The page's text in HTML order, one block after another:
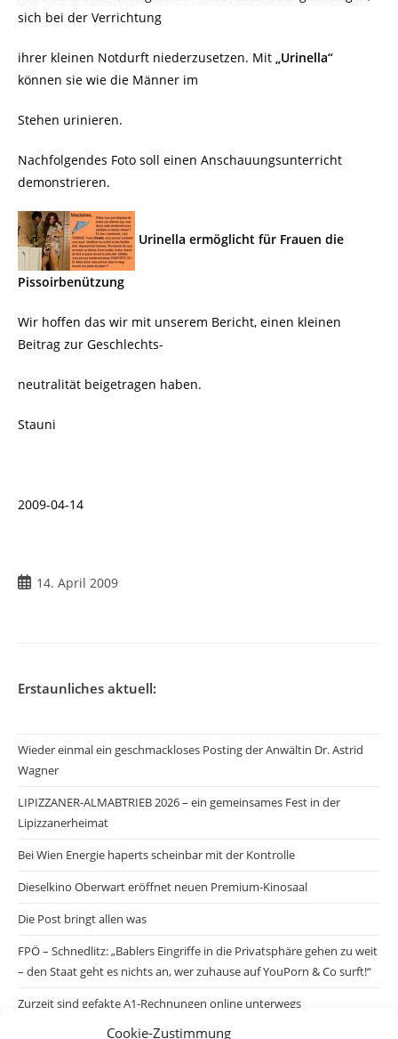
Cookie-Zustimmung
sich bei der Verrichtung
ihrer kleinen Notdurft niederzusetzen. Mit „Urinella“
können sie wie die Männer im
Stehen urinieren.
Nachfolgendes Foto soll einen Anschauungsunterricht
demonstrieren.
Urinella ermöglicht für Frauen die
Pissoirbenützung
Wir hoffen das wir mit unserem Bericht, einen kleinen
Beitrag zur Geschlechts-
neutralität beigetragen haben.
Stauni
2009-04-14
Beitrag14. April 2009
Erstaunliches aktuell:
Wieder einmal ein geschmackloses Posting der Anwältin Dr. Astrid
Wagner
LIPIZZANER-ALMABTRIEB 2026 – ein gemeinsames Fest in der
Lipizzanerheimat
Bei Wien Energie haperts scheinbar mit der Kontrolle
Dieselkino Oberwart eröffnet neuen Premium-Kinosaal
Die Post bringt allen was
FPÖ – Schnedlitz: „Bablers Eingriffe in die Privatsphäre gehen zu weit
– den Staat geht es nichts an, wer zuhause auf YouPorn & Co surft!“
Zurzeit sind gefakte A1-Rechnungen online unterwegs
Salzburgs Juden und ihre Sicherheit: „Erst nach einem Anschlag wäre